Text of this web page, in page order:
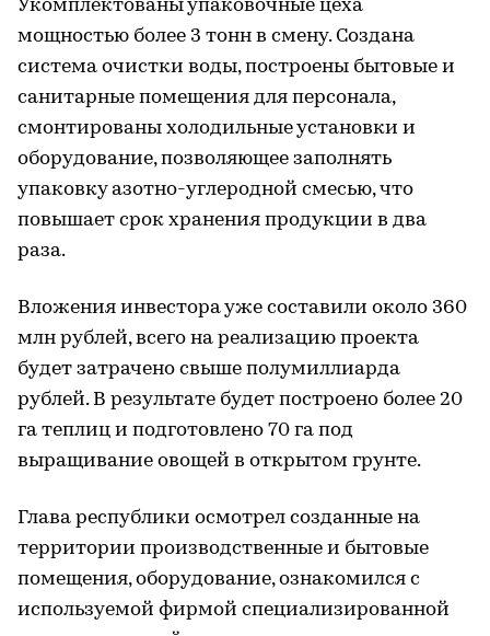
Укомплектованы упаковочные цеха
мощностью более 3 тонн в смену. Создана
система очистки воды, построены бытовые и
санитарные помещения для персонала,
смонтированы холодильные установки и
оборудование, позволяющее заполнять
упаковку азотно-углеродной смесью, что
повышает срок хранения продукции в два
раза.
Вложения инвестора уже составили около 360
млн рублей, всего на реализацию проекта
будет затрачено свыше полумиллиарда
рублей. В результате будет построено более 20
га теплиц и подготовлено 70 га под
выращивание овощей в открытом грунте.
Глава республики осмотрел созданные на
территории производственные и бытовые
помещения, оборудование, ознакомился с
используемой фирмой специализированной